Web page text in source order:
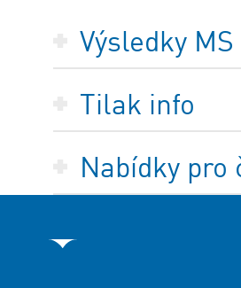
Výsledky MS
Tilak info
Nabídky pro